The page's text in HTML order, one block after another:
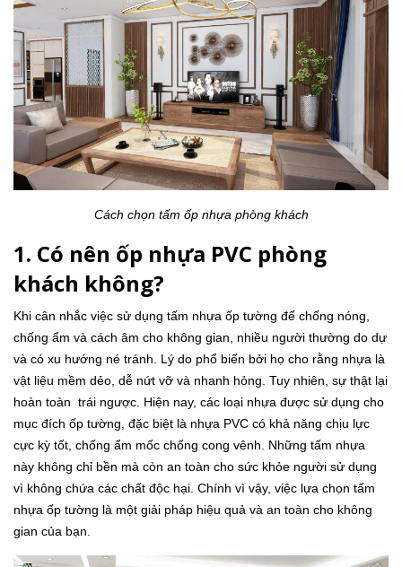
Cách chọn tấm ốp nhựa phòng khách
1. Có nên ốp nhựa PVC phòng
khách không?
Khi cân nhắc việc sử dụng tấm nhựa ốp tường để chống nóng,
chống ẩm và cách âm cho không gian, nhiều người thường do dự
và có xu hướng né tránh. Lý do phổ biến bởi họ cho rằng nhựa là
vật liệu mềm dẻo, dễ nứt vỡ và nhanh hỏng. Tuy nhiên, sự thật lại
hoàn toàn trái ngược. Hiện nay, các loại nhựa được sử dụng cho
mục đích ốp tường, đặc biệt là nhựa PVC có khả năng chịu lực
cực kỳ tốt, chống ẩm mốc chống cong vênh. Những tấm nhựa
này không chỉ bền mà còn an toàn cho sức khỏe người sử dụng
vì không chứa các chất độc hại. Chính vì vậy, việc lựa chọn tấm
nhựa ốp tường là một giải pháp hiệu quả và an toàn cho không
gian của bạn.